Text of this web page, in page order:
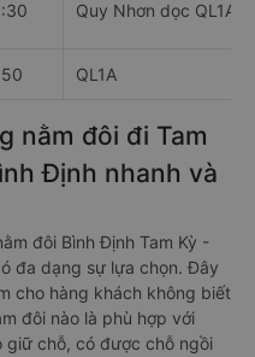
Quy Nhơn dọc QL1A
QL1A
nằm đôi đi Tam
Định nhanh và
đôi Bình Định Tam Kỳ -
đa dạng sự lựa chọn. Đây
cho hàng khách không biết
đôi nào là phù hợp với
giữ chỗ, có được chỗ ngồi